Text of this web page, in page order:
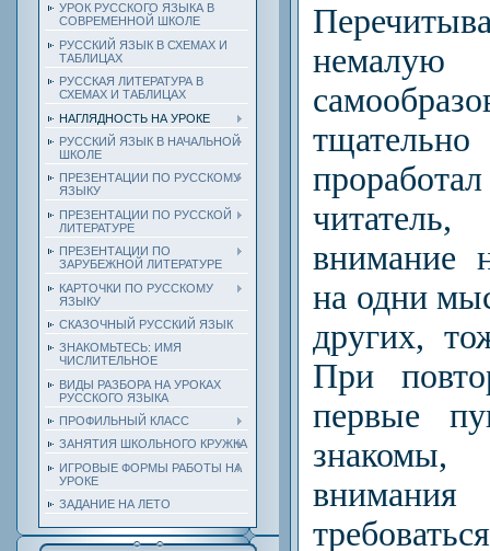
УРОК РУССКОГО ЯЗЫКА В
СОВРЕМЕННОЙ ШКОЛЕ
РУССКИЙ ЯЗЫК В СХЕМАХ И
ТАБЛИЦАХ
РУССКАЯ ЛИТЕРАТУРА В
СХЕМАХ И ТАБЛИЦАХ
НАГЛЯДНОСТЬ НА УРОКЕ
РУССКИЙ ЯЗЫК В НАЧАЛЬНОЙ
ШКОЛЕ
ПРЕЗЕНТАЦИИ ПО РУССКОМУ
ЯЗЫКУ
ПРЕЗЕНТАЦИИ ПО РУССКОЙ
ЛИТЕРАТУРЕ
ПРЕЗЕНТАЦИИ ПО
ЗАРУБЕЖНОЙ ЛИТЕРАТУРЕ
КАРТОЧКИ ПО РУССКОМУ
ЯЗЫКУ
СКАЗОЧНЫЙ РУССКИЙ ЯЗЫК
ЗНАКОМЬТЕСЬ: ИМЯ
ЧИСЛИТЕЛЬНОЕ
ВИДЫ РАЗБОРА НА УРОКАХ
РУССКОГО ЯЗЫКА
ПРОФИЛЬНЫЙ КЛАСС
ЗАНЯТИЯ ШКОЛЬНОГО КРУЖКА
ИГРОВЫЕ ФОРМЫ РАБОТЫ НА
УРОКЕ
ЗАДАНИЕ НА ЛЕТО
внимание
на одни
других,
При
первые